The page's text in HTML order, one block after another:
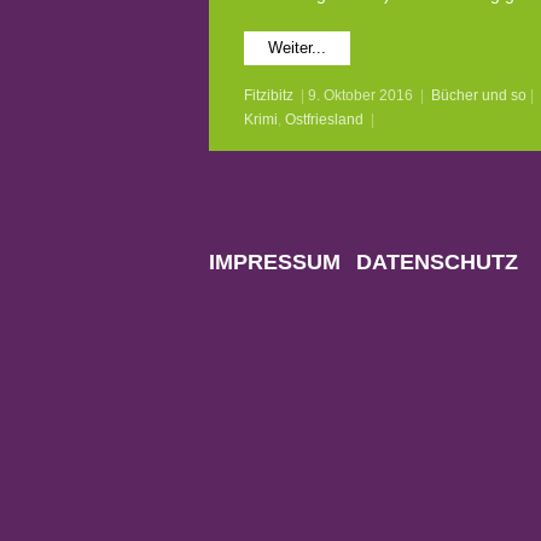
Weiter...
Fitzibitz 9. Oktober 2016 Bücher und so
Krimi ,Ostfriesland
IMPRESSUM DATENSCHUTZ